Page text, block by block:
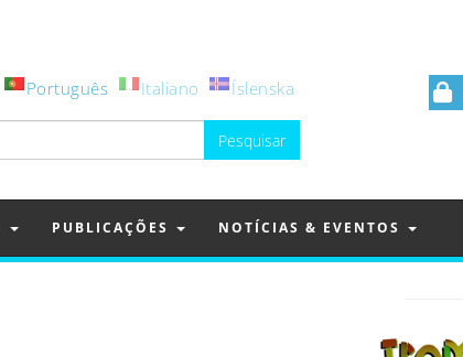
Português Italiano Íslenska
PUBLICAÇÕES NOTÍCIAS & EVENTOS